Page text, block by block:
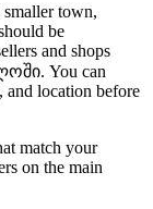
town,
be
and shops
You can
location before
match your
on the main